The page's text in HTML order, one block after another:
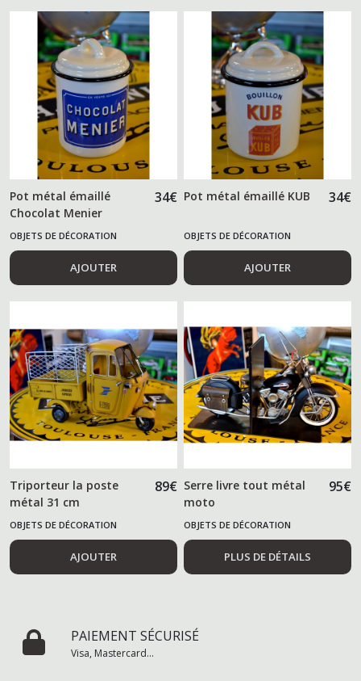
Pot métal émaillé
Chocolat Menier
34€
OBJETS DE DÉCORATION
AJOUTER
Pot métal émaillé KUB 34€
OBJETS DE DÉCORATION
AJOUTER
Triporteur la poste
métal 31 cm
89€
OBJETS DE DÉCORATION
AJOUTER
Serre livre tout métal
moto
95€
OBJETS DE DÉCORATION
PLUS DE DÉTAILS
PAIEMENT SÉCURISÉ
Visa, Mastercard...